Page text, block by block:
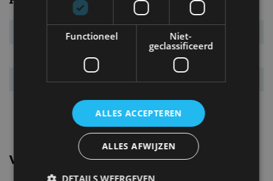
Systeemvermogen 760 kW (1.034 pk)
1.340 Nm
Acc. 0-100 km/u 2,3 s
290 km/u
Vergelijkbare uitvoeringen
Functioneel
Niet-
geclassificeerd
ALLES ACCEPTEREN
ALLES AFWIJZEN
DETAILS WEERGEVEN